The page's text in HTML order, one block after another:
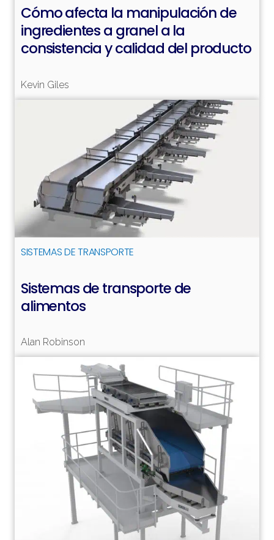
Cómo afecta la manipulación de
ingredientes a granel a la
consistencia y calidad del producto
Kevin Giles
Leer más
SISTEMAS DE TRANSPORTE
Sistemas de transporte de
alimentos
Alan Robinson